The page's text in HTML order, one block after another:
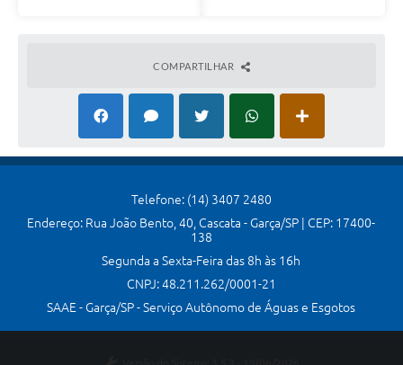
Carta de Serviços
Notícias
Galeria de Vídeos
Legislação
COMPARTILHAR
Telefone: (14) 3407 2480
Endereço: Rua João Bento, 40, Cascata - Garça/SP | CEP: 17400-
138
Segunda a Sexta-Feira das 8h às 16h
CNPJ: 48.211.262/0001-21
SAAE - Garça/SP - Serviço Autônomo de Águas e Esgotos